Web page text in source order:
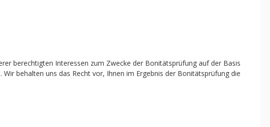
berechtigten Interessen zum Zwecke der Bonitätsprüfung auf der Basis
behalten uns das Recht vor, Ihnen im Ergebnis der Bonitätsprüfung die